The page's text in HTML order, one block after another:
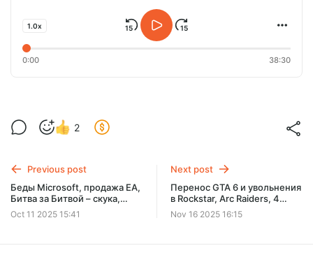
1.0x
0:00 38:30
2
Previous post
Беды Microsoft, продажа EA,
Битва за Битвой – скука,
Миротворец и Выход 8
Oct 11 2025 15:41
Next post
Перенос GTA 6 и увольнения
в Rockstar, Arc Raiders, 4
сезон «Ведьмака» и Ghost of
Yotei
Nov 16 2025 16:15